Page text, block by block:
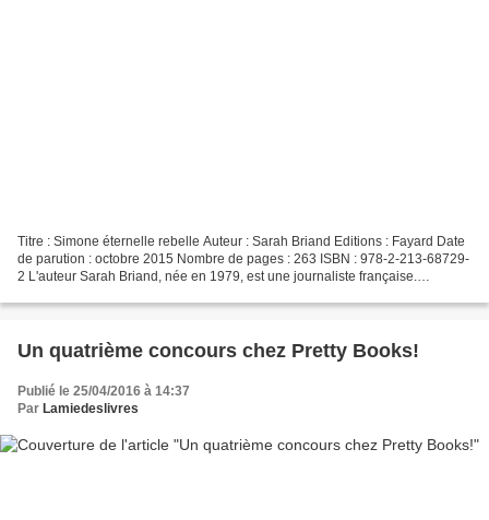
Titre : Simone éternelle rebelle Auteur : Sarah Briand Editions : Fayard Date
de parution : octobre 2015 Nombre de pages : 263 ISBN : 978-2-213-68729-
2 L'auteur Sarah Briand, née en 1979, est une journaliste française.
Un quatrième concours chez Pretty Books!
Publié le 25/04/2016 à 14:37
Par Lamiedeslivres